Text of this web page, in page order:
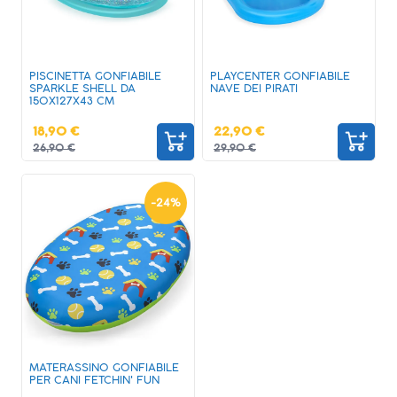
PISCINETTA GONFIABILE
SPARKLE SHELL DA
150X127X43 CM
18,90 €
26,90 €
PLAYCENTER GONFIABILE
NAVE DEI PIRATI
22,90 €
29,90 €
-24%
MATERASSINO GONFIABILE
PER CANI FETCHIN' FUN